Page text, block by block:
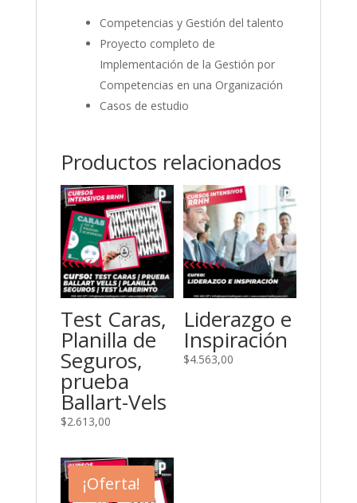
Competencias y Gestión del talento
Proyecto completo de
Implementación de la Gestión por
Competencias en una Organización
Casos de estudio
Productos relacionados
Test Caras,
Planilla de
Seguros,
prueba
Ballart-Vels
$2.613,00
Liderazgo e
Inspiración
$4.563,00
¡Oferta!